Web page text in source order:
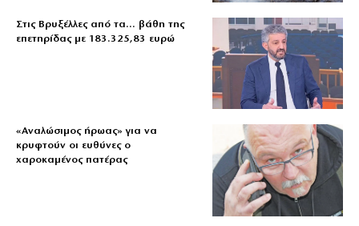
Στις Βρυξέλλες από τα… βάθη της
επετηρίδας με 183.325,83 ευρώ
«Aναλώσιμος ήρωας» για να
κρυφτούν οι ευθύνες ο
χαροκαμένος πατέρας